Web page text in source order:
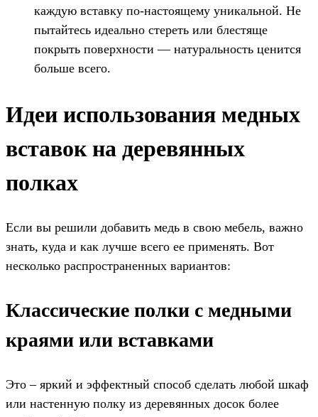
каждую вставку по-настоящему уникальной. Не
пытайтесь идеально стереть или блестяще
покрыть поверхности — натуральность ценится
больше всего.
Идеи использования медных
вставок на деревянных
полках
Если вы решили добавить медь в свою мебель, важно
знать, куда и как лучше всего ее применять. Вот
несколько распространенных вариантов:
Классические полки с медными
краями или вставками
Это – яркий и эффектный способ сделать любой шкаф
или настенную полку из деревянных досок более